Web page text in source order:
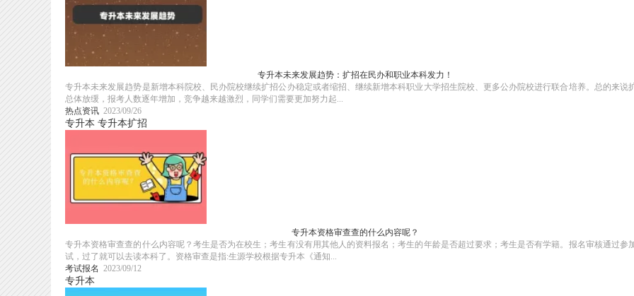
专升本未来发展趋势：扩招在民办和职业本科发力！
专升本未来发展趋势是新增本科院校、民办院校继续扩招公办稳定或者缩招、继续新增本科职业大学招生院校、更多公办院校进行联合培养。总的来说
总体放缓，报考人数逐年增加，竞争越来越激烈，同学们需要更加努力起...
热点资讯 2023/09/26
专升本 专升本扩招
专升本资格审查查的什么内容呢？
专升本资格审查查的什么内容呢？考生是否为在校生；考生有没有用其他人的资料报名；考生的年龄是否超过要求；考生是否有学籍。报名审核通过参
试，过了就可以去读本科了。资格审查是指:生源学校根据专升本《通知...
考试报名 2023/09/12
专升本